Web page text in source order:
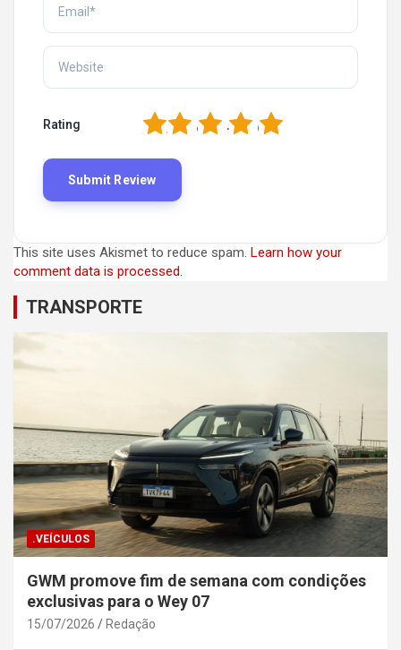
Rating 5
4
3
2
This site uses Akismet to reduce spam. Learn how your
comment data is processed.
TRANSPORTE
.VEÍCULOS
GWM promove fim de semana com condições
exclusivas para o Wey 07
15/07/2026 Redação